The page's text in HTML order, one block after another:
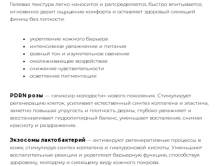
Гелевая текстура легко наносится и рапсределяется, быстро впитывается,
мгновенно дарит ощущение комфорта и оставляет здоровый сияющий
финиш без липкости.
укрепление кожного барьера
интенсивное увлажнение и питание
ровный тон и изумительное свечение
омолаживающее воздействие
снижение чувствительности
осветление пигментации
PDRN розы — «эликсир молодости» нового поколения. Стимулирует
регенерацию клеток, усиливает естественный синтез коллагена и эластина,
заметно повышая упругость и плотность дермы, глубоко увлажняет и
восстанавливает гидролипидный баланс, уменьшает воспаление, снимая
красноту и раздражение.
Экзосомы лактобактерий — активируют регенеративные процессы в
коже, стимулируя синтез коллагена и гиалуроновой кислоты. Уменьшают
воспалительные реакции и укрепляют барьерную функцию, способствуя
здоровому, молодому и сияющему виду кожного покрова.